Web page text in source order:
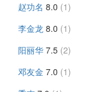
赵功名 8.0 (1)
李金龙 8.0 (1)
阳丽华 7.5 (2)
邓友金 7.0 (1)